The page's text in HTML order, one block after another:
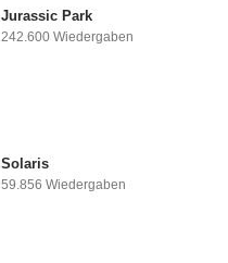
Jurassic Park
242.600 Wiedergaben
Solaris
59.856 Wiedergaben